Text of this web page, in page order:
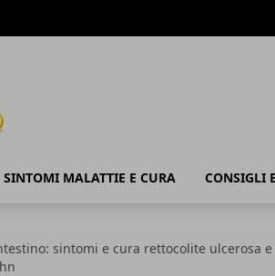
SINTOMI MALATTIE E CURA CONSIGLI
sintomi e cura rettocolite ulcerosa e